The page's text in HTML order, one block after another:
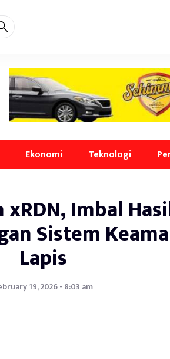
Ekonomi Teknologi
Imbal
Sistem
Lapis
19, 2026 - 8:03 am